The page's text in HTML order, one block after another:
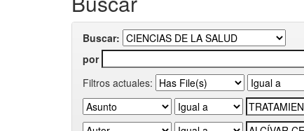
Buscar:
por
Filtros actuales: